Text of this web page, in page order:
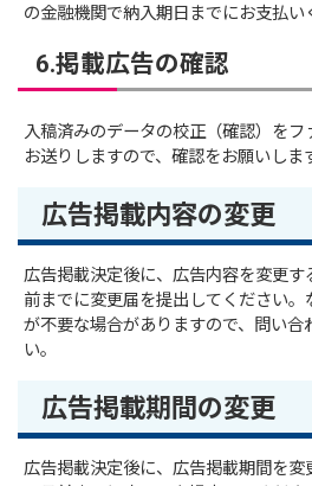
の金融機関で納入期日までにお支払い
6.掲載広告の確認
入稿済みのデータの校正（確認）をフ
お送りしますので、確認をお願いしま
広告掲載内容の変更
広告掲載決定後に、広告内容を変更す
前までに変更届を提出してください
が不要な場合がありますので、問い合
い。
広告掲載期間の変更
広告掲載決定後に、広告掲載期間を